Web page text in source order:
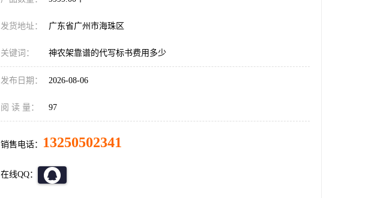
发货地址： 广东省广州市海珠区
关键词： 神农架靠谱的代写标书费用多少
发布日期： 2026-08-06
阅 读 量： 97
销售电话： 13250502341
在线QQ：